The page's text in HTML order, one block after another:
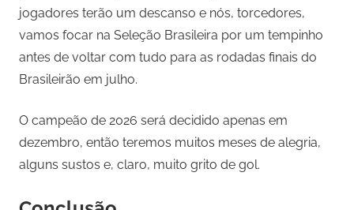
jogadores terão um descanso e nós, torcedores,
vamos focar na Seleção Brasileira por um tempinho
antes de voltar com tudo para as rodadas finais do
Brasileirão em julho.
O campeão de 2026 será decidido apenas em
dezembro, então teremos muitos meses de alegria,
alguns sustos e, claro, muito grito de gol.